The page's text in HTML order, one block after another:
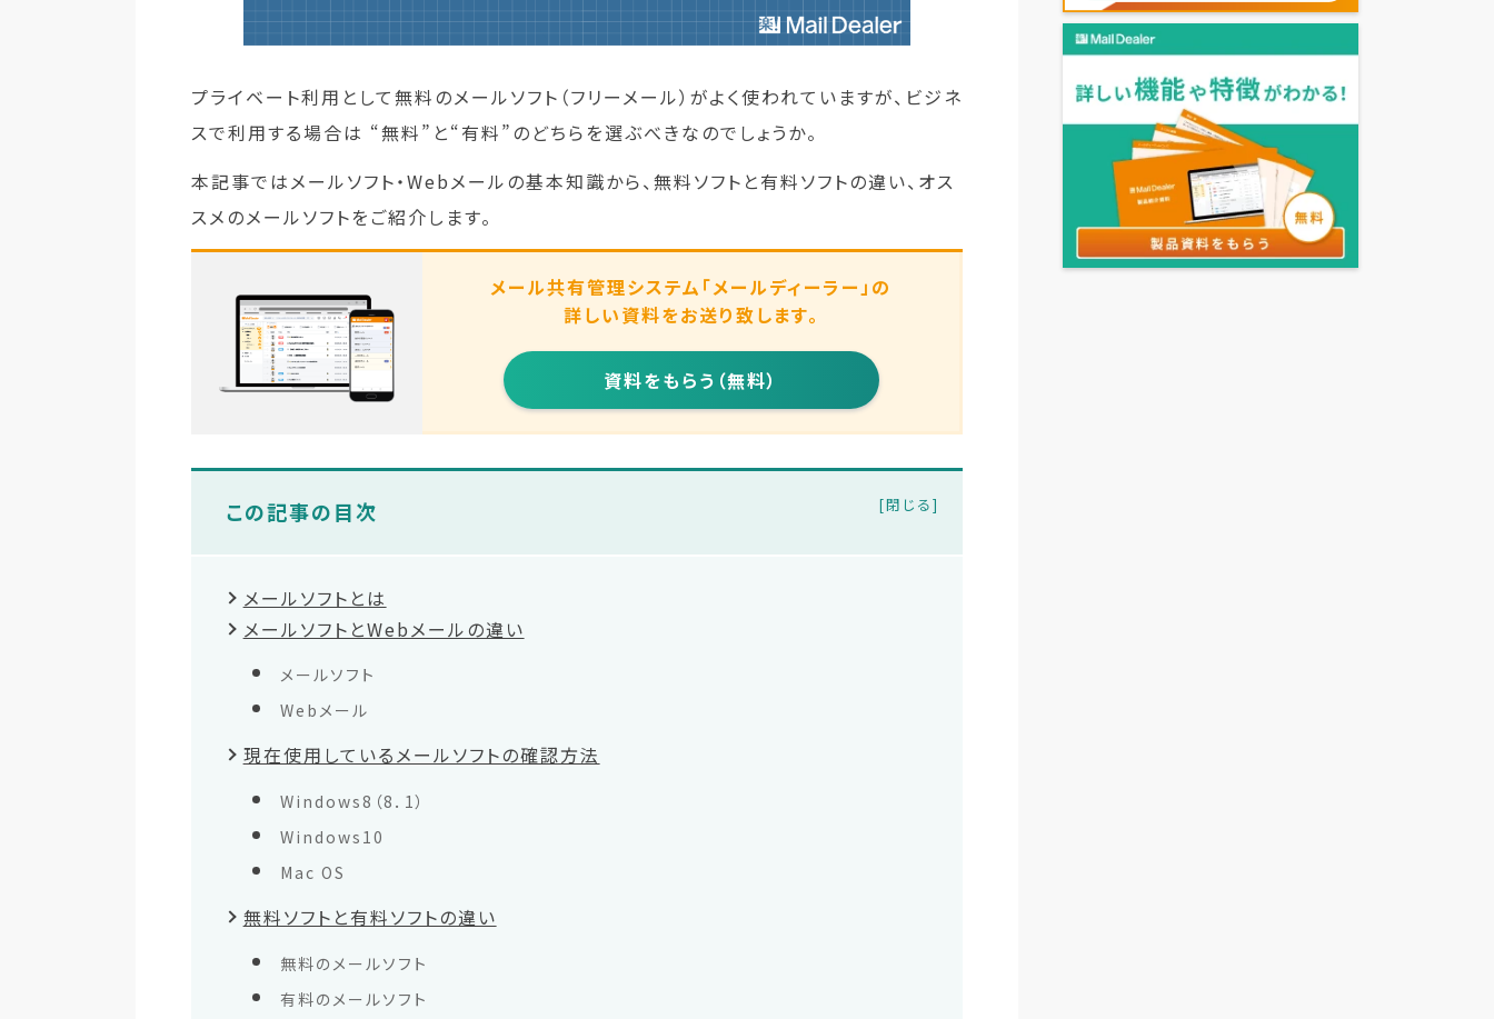
プライベート利用として無料のメールソフト（フリーメール）がよく使われていますが、ビジネ
スで利用する場合は “無料”と“有料”のどちらを選ぶべきなのでしょうか。
本記事ではメールソフト・Webメールの基本知識から、無料ソフトと有料ソフトの違い、オス
スメのメールソフトをご紹介します。
メール共有管理システム 「メールディーラー」の
詳しい資料をお送り致します。
資料をもらう（無料）
この記事の目次
メールソフトとは
メールソフトとWebメールの違い
メールソフト
Webメール
現在使用しているメールソフトの確認方法
Windows8（8．1）
Windows10
Mac OS
無料ソフトと有料ソフトの違い
無料のメールソフト
有料のメールソフト